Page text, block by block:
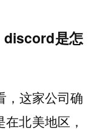
discord是怎
，这家公司确
北美地区，